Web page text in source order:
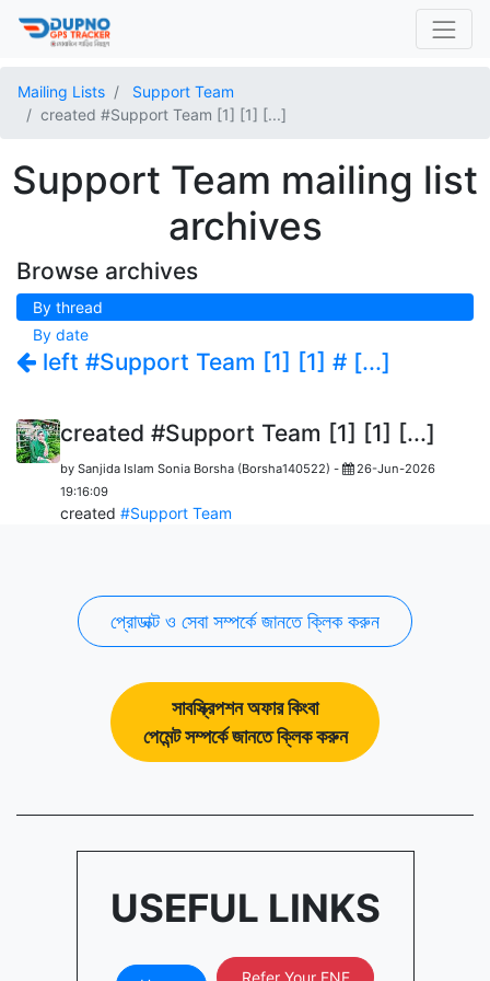
Mailing Lists
Support Team
created #Support Team [1] [1] [...]
Support Team mailing list
archives
Browse archives
By thread
By date
left #Support Team [1] [1] # [...]
created #Support Team [1] [1] [...]
by Sanjida Islam Sonia Borsha (Borsha140522) -
26-Jun-2026
19:16:09
created #Support Team
প্রোডাক্ট ও সেবা সম্পর্কে জানতে ক্লিক করুন
সাবস্ক্রিপশন অফার কিংবা
পেমেন্ট সম্পর্কে জানতে ক্লিক করুন
USEFUL LINKS
Refer Your FNF